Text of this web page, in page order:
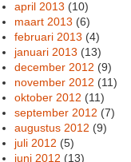
april 2013 (10)
maart 2013 (6)
februari 2013 (4)
januari 2013 (13)
december 2012 (9)
november 2012 (11)
oktober 2012 (11)
september 2012 (7)
augustus 2012 (9)
juli 2012 (5)
juni 2012 (13)